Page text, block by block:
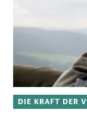
DIE KRAFT DER